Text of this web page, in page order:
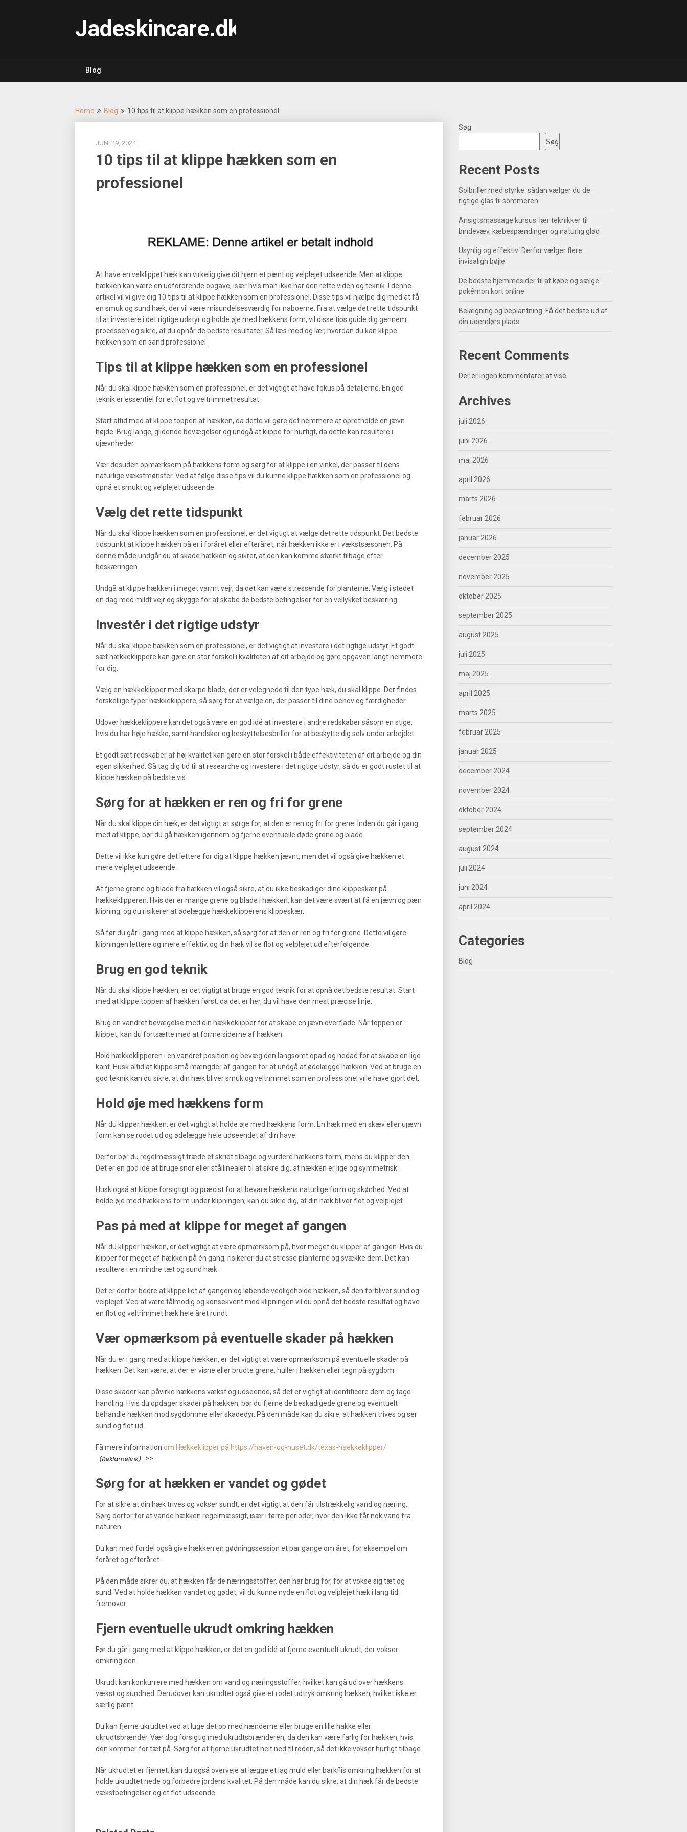
Jadeskincare.dk
Blog
Home Blog 10 tips til at klippe hækken som en professionel
JUNI 29, 2024
10 tips til at klippe hækken som en
professionel
At have en velklippet hæk kan virkelig give dit hjem et pænt og velplejet udseende. Men at klippe
hækken kan være en udfordrende opgave, især hvis man ikke har den rette viden og teknik. I denne
artikel vil vi give dig 10 tips til at klippe hækken som en professionel. Disse tips vil hjælpe dig med at få
en smuk og sund hæk, der vil være misundelsesværdig for naboerne. Fra at vælge det rette tidspunkt
til at investere i det rigtige udstyr og holde øje med hækkens form, vil disse tips guide dig gennem
processen og sikre, at du opnår de bedste resultater. Så læs med og lær, hvordan du kan klippe
hækken som en sand professionel.
Tips til at klippe hækken som en professionel
Når du skal klippe hækken som en professionel, er det vigtigt at have fokus på detaljerne. En god
teknik er essentiel for et flot og veltrimmet resultat.
Start altid med at klippe toppen af hækken, da dette vil gøre det nemmere at opretholde en jævn
højde. Brug lange, glidende bevægelser og undgå at klippe for hurtigt, da dette kan resultere i
ujævnheder.
Vær desuden opmærksom på hækkens form og sørg for at klippe i en vinkel, der passer til dens
naturlige vækstmønster. Ved at følge disse tips vil du kunne klippe hækken som en professionel og
opnå et smukt og velplejet udseende.
Vælg det rette tidspunkt
Når du skal klippe hækken som en professionel, er det vigtigt at vælge det rette tidspunkt. Det bedste
tidspunkt at klippe hækken på er i foråret eller efteråret, når hækken ikke er i vækstsæsonen. På
denne måde undgår du at skade hækken og sikrer, at den kan komme stærkt tilbage efter
beskæringen.
Undgå at klippe hækken i meget varmt vejr, da det kan være stressende for planterne. Vælg i stedet
en dag med mildt vejr og skygge for at skabe de bedste betingelser for en vellykket beskæring.
Investér i det rigtige udstyr
Når du skal klippe hækken som en professionel, er det vigtigt at investere i det rigtige udstyr. Et godt
sæt hækkeklippere kan gøre en stor forskel i kvaliteten af dit arbejde og gøre opgaven langt nemmere
for dig.
Vælg en hækkeklipper med skarpe blade, der er velegnede til den type hæk, du skal klippe. Der findes
forskellige typer hækkeklippere, så sørg for at vælge en, der passer til dine behov og færdigheder.
Udover hækkeklippere kan det også være en god idé at investere i andre redskaber såsom en stige,
hvis du har høje hække, samt handsker og beskyttelsesbriller for at beskytte dig selv under arbejdet.
Et godt sæt redskaber af høj kvalitet kan gøre en stor forskel i både effektiviteten af dit arbejde og din
egen sikkerhed. Så tag dig tid til at researche og investere i det rigtige udstyr, så du er godt rustet til at
klippe hækken på bedste vis.
Sørg for at hækken er ren og fri for grene
Når du skal klippe din hæk, er det vigtigt at sørge for, at den er ren og fri for grene. Inden du går i gang
med at klippe, bør du gå hækken igennem og fjerne eventuelle døde grene og blade.
Dette vil ikke kun gøre det lettere for dig at klippe hækken jævnt, men det vil også give hækken et
mere velplejet udseende.
At fjerne grene og blade fra hækken vil også sikre, at du ikke beskadiger dine klippeskær på
hækkeklipperen. Hvis der er mange grene og blade i hækken, kan det være svært at få en jævn og pæn
klipning, og du risikerer at ødelægge hækkeklipperens klippeskær.
Så før du går i gang med at klippe hækken, så sørg for at den er ren og fri for grene. Dette vil gøre
klipningen lettere og mere effektiv, og din hæk vil se flot og velplejet ud efterfølgende.
Brug en god teknik
Når du skal klippe hækken, er det vigtigt at bruge en god teknik for at opnå det bedste resultat. Start
med at klippe toppen af hækken først, da det er her, du vil have den mest præcise linje.
Brug en vandret bevægelse med din hækkeklipper for at skabe en jævn overflade. Når toppen er
klippet, kan du fortsætte med at forme siderne af hækken.
Hold hækkeklipperen i en vandret position og bevæg den langsomt opad og nedad for at skabe en lige
kant. Husk altid at klippe små mængder af gangen for at undgå at ødelægge hækken. Ved at bruge en
god teknik kan du sikre, at din hæk bliver smuk og veltrimmet som en professionel ville have gjort det.
Hold øje med hækkens form
Når du klipper hækken, er det vigtigt at holde øje med hækkens form. En hæk med en skæv eller ujævn
form kan se rodet ud og ødelægge hele udseendet af din have.
Derfor bør du regelmæssigt træde et skridt tilbage og vurdere hækkens form, mens du klipper den.
Det er en god idé at bruge snor eller stållinealer til at sikre dig, at hækken er lige og symmetrisk.
Husk også at klippe forsigtigt og præcist for at bevare hækkens naturlige form og skønhed. Ved at
holde øje med hækkens form under klipningen, kan du sikre dig, at din hæk bliver flot og velplejet.
Pas på med at klippe for meget af gangen
Når du klipper hækken, er det vigtigt at være opmærksom på, hvor meget du klipper af gangen. Hvis du
klipper for meget af hækken på én gang, risikerer du at stresse planterne og svække dem. Det kan
resultere i en mindre tæt og sund hæk.
Det er derfor bedre at klippe lidt af gangen og løbende vedligeholde hækken, så den forbliver sund og
velplejet. Ved at være tålmodig og konsekvent med klipningen vil du opnå det bedste resultat og have
en flot og veltrimmet hæk hele året rundt.
Vær opmærksom på eventuelle skader på hækken
Når du er i gang med at klippe hækken, er det vigtigt at være opmærksom på eventuelle skader på
hækken. Det kan være, at der er visne eller brudte grene, huller i hækken eller tegn på sygdom.
Disse skader kan påvirke hækkens vækst og udseende, så det er vigtigt at identificere dem og tage
handling. Hvis du opdager skader på hækken, bør du fjerne de beskadigede grene og eventuelt
behandle hækken mod sygdomme eller skadedyr. På den måde kan du sikre, at hækken trives og ser
sund og flot ud.
Få mere information om Hækkeklipper på https://haven-og-huset.dk/texas-haekkeklipper/
>>
Sørg for at hækken er vandet og gødet
For at sikre at din hæk trives og vokser sundt, er det vigtigt at den får tilstrækkelig vand og næring.
Sørg derfor for at vande hækken regelmæssigt, især i tørre perioder, hvor den ikke får nok vand fra
naturen.
Du kan med fordel også give hækken en gødningssession et par gange om året, for eksempel om
foråret og efteråret.
På den måde sikrer du, at hækken får de næringsstoffer, den har brug for, for at vokse sig tæt og
sund. Ved at holde hækken vandet og gødet, vil du kunne nyde en flot og velplejet hæk i lang tid
fremover.
Fjern eventuelle ukrudt omkring hækken
Før du går i gang med at klippe hækken, er det en god idé at fjerne eventuelt ukrudt, der vokser
omkring den.
Ukrudt kan konkurrere med hækken om vand og næringsstoffer, hvilket kan gå ud over hækkens
vækst og sundhed. Derudover kan ukrudtet også give et rodet udtryk omkring hækken, hvilket ikke er
særlig pænt.
Du kan fjerne ukrudtet ved at luge det op med hænderne eller bruge en lille hakke eller
ukrudtsbrænder. Vær dog forsigtig med ukrudtsbrænderen, da den kan være farlig for hækken, hvis
den kommer for tæt på. Sørg for at fjerne ukrudtet helt ned til roden, så det ikke vokser hurtigt tilbage.
Når ukrudtet er fjernet, kan du også overveje at lægge et lag muld eller barkflis omkring hækken for at
holde ukrudtet nede og forbedre jordens kvalitet. På den måde kan du sikre, at din hæk får de bedste
vækstbetingelser og et flot udseende.
Søg
Søg
Recent Posts
Solbriller med styrke: sådan vælger du de
rigtige glas til sommeren
Ansigtsmassage kursus: lær teknikker til
bindevæv, kæbespændinger og naturlig glød
Usynlig og effektiv: Derfor vælger flere
invisalign bøjle
De bedste hjemmesider til at købe og sælge
pokémon kort online
Belægning og beplantning: Få det bedste ud af
din udendørs plads
Recent Comments
Der er ingen kommentarer at vise.
Archives
juli 2026
juni 2026
maj 2026
april 2026
marts 2026
februar 2026
januar 2026
december 2025
november 2025
oktober 2025
september 2025
august 2025
juli 2025
maj 2025
april 2025
marts 2025
februar 2025
januar 2025
december 2024
november 2024
oktober 2024
september 2024
august 2024
juli 2024
juni 2024
april 2024
Categories
Blog